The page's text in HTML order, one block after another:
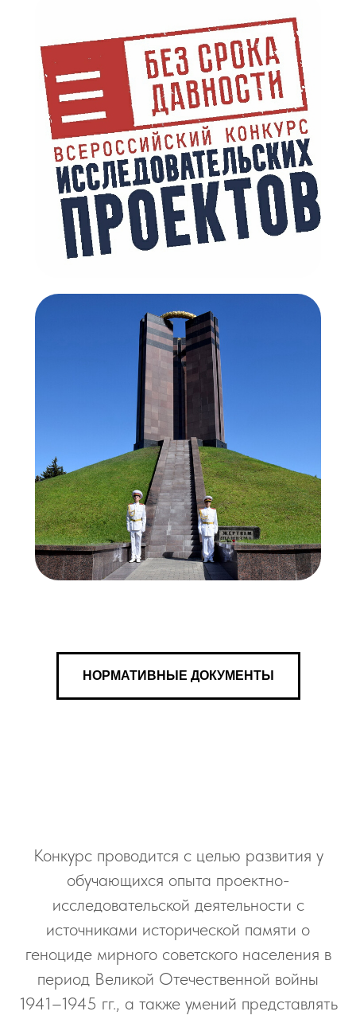
НОРМАТИВНЫЕ ДОКУМЕНТЫ
Конкурс проводится с целью развития у
обучающихся опыта проектно-
исследовательской деятельности с
источниками исторической памяти о
геноциде мирного советского населения в
период Великой Отечественной войны
1941–1945 гг., а также умений представлять